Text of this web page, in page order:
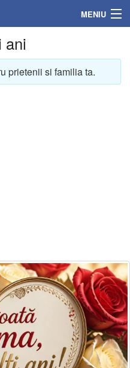
MENIU
ani
prietenii si familia ta.